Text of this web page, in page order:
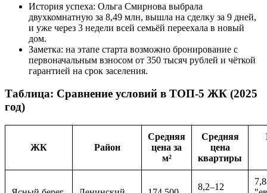
История успеха: Ольга Смирнова выбрала
двухкомнатную за 8,49 млн, вышла на сделку за 9 дней,
и уже через 3 недели всей семьёй переехала в новый
дом.
Заметка: на этапе старта возможно бронирование с
первоначальным взносом от 350 тысяч рублей и чёткой
гарантией на срок заселения.
Таблица: Сравнение условий в ТОП-5 ЖК (2025
год)
ЖК Район
Средняя
цена за
м²
Средняя
цена
квартиры
8,2–12